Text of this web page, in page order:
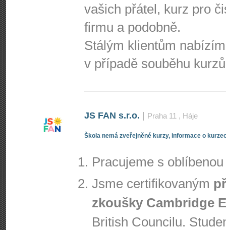
vašich přátel, kurz pro
firmu a podobně.
Stálým klientům
v případě souběhu
JS FAN s.r.o. Praha 11 , Háje
Škola nemá zveřejněné kurzy, informace o
Pracujeme s
Jsme certifikovaným
zkoušky Cambridge
British Councilu.